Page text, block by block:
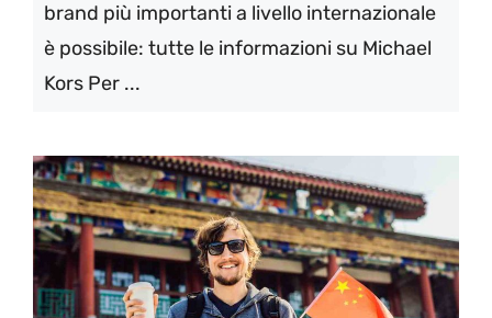
brand più importanti a livello internazionale
è possibile: tutte le informazioni su Michael
Kors Per ...